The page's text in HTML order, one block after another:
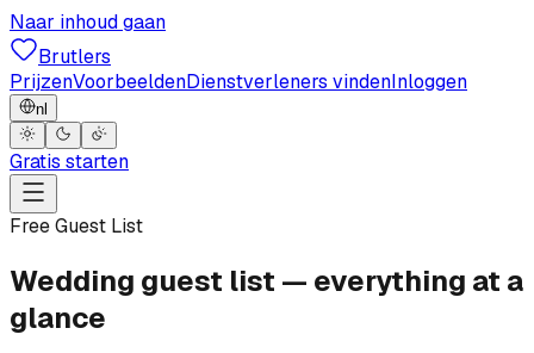
Naar inhoud gaan
Brutlers
PrijzenVoorbeeldenDienstverleners vindenInloggen
nl
Gratis starten
Free Guest List
Wedding guest list — everything at a
glance